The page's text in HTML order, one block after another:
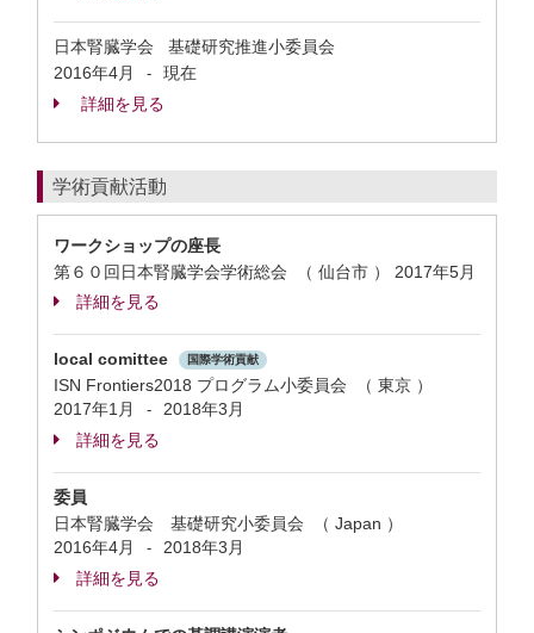
日本腎臓学会 基礎研究推進小委員会
2016年4月
-
現在
詳細を見る
学術貢献活動
ワークショップの座長
第６０回日本腎臓学会学術総会 （ 仙台市 ） 2017年5月
詳細を見る
local comittee 国際学術貢献
ISN Frontiers2018 プログラム小委員会 （ 東京 ）
2017年1月
-
2018年3月
詳細を見る
委員
日本腎臓学会 基礎研究小委員会 （ Japan ）
2016年4月
-
2018年3月
詳細を見る